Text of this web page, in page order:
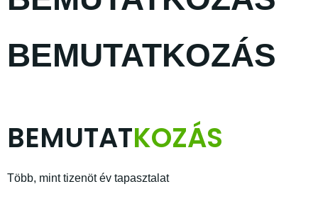
BEMUTATKOZÁS
BEMUTATKOZÁS
Több, mint tizenöt év tapasztalat